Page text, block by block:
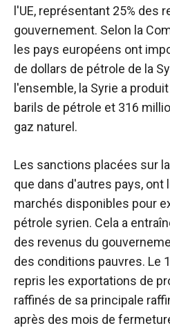
l'UE, représentant 25% des
gouvernement. Selon la
les pays européens ont
de dollars de pétrole de la
l'ensemble, la Syrie a
barils de pétrole et 316
gaz naturel.
Les sanctions placées sur
que dans d'autres pays, ont
marchés disponibles pour
pétrole syrien. Cela a
des revenus du
des conditions pauvres. Le
repris les exportations de
raffinés de sa principale
après des mois de